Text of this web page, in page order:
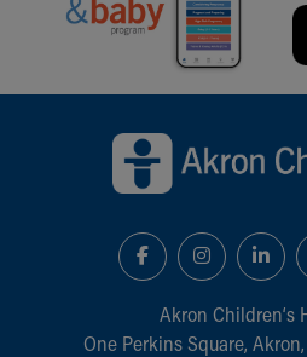
Akron Children‘s
One Perkins Square,